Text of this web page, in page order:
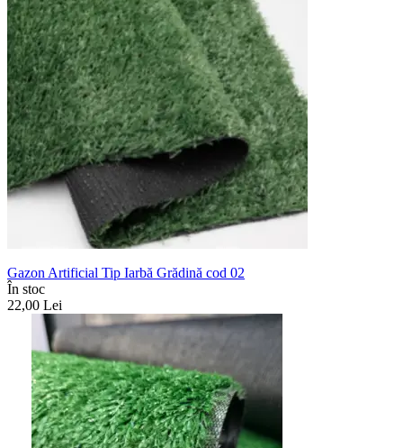
Gazon Artificial Tip Iarbă Grădină cod 02
În stoc
22,00 Lei